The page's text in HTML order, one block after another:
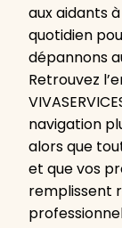
aux aidants
quotidien
dépannons
Retrouvez
navigation
alors que
et que vos
remplissent